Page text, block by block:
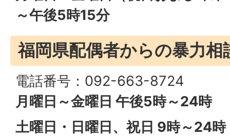
～午後5時15分
福岡県配偶者からの暴力相
電話番号：092-663-8724
月曜日～金曜日 午後5時～24時
土曜日・日曜日、祝日 9時～24